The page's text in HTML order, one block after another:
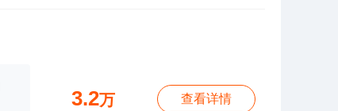
3.2万 查看详情